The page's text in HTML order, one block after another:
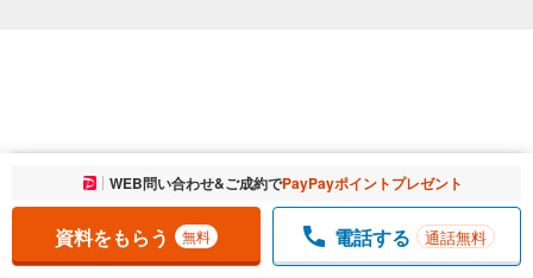
お気に入りに追加しました。 一覧を開く
WEB問い合わせ&ご成約でPayPayポイントプレゼント
資料をもらう 無料 電話する 通話無料